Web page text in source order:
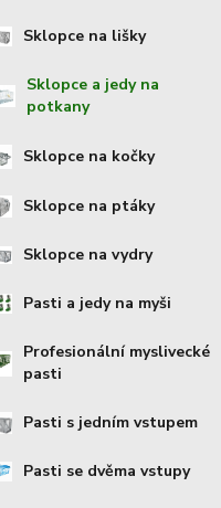
Sklopce na lišky
Sklopce a jedy na
potkany
Sklopce na kočky
Sklopce na ptáky
Sklopce na vydry
Pasti a jedy na myši
Profesionální myslivecké
pasti
Pasti s jedním vstupem
Pasti se dvěma vstupy